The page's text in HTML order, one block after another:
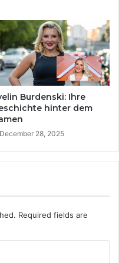
Burdenski: Ihre
hinter dem
December 28, 2025
Required fields are